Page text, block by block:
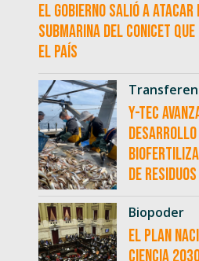
El Gobierno salió a atacar
submarina del CONICET
el país
Y-TEC
desarrollo
de
Biopoder
El Plan